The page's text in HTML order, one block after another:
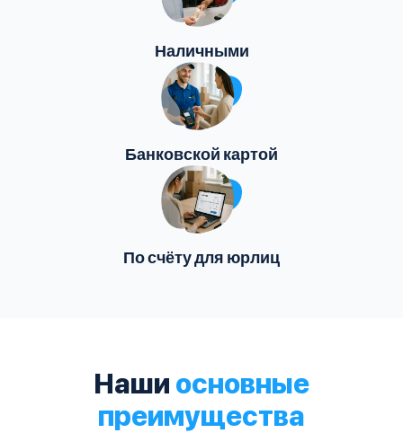
Наличными
Банковской картой
По счёту для юрлиц
Наши основные
преимущества